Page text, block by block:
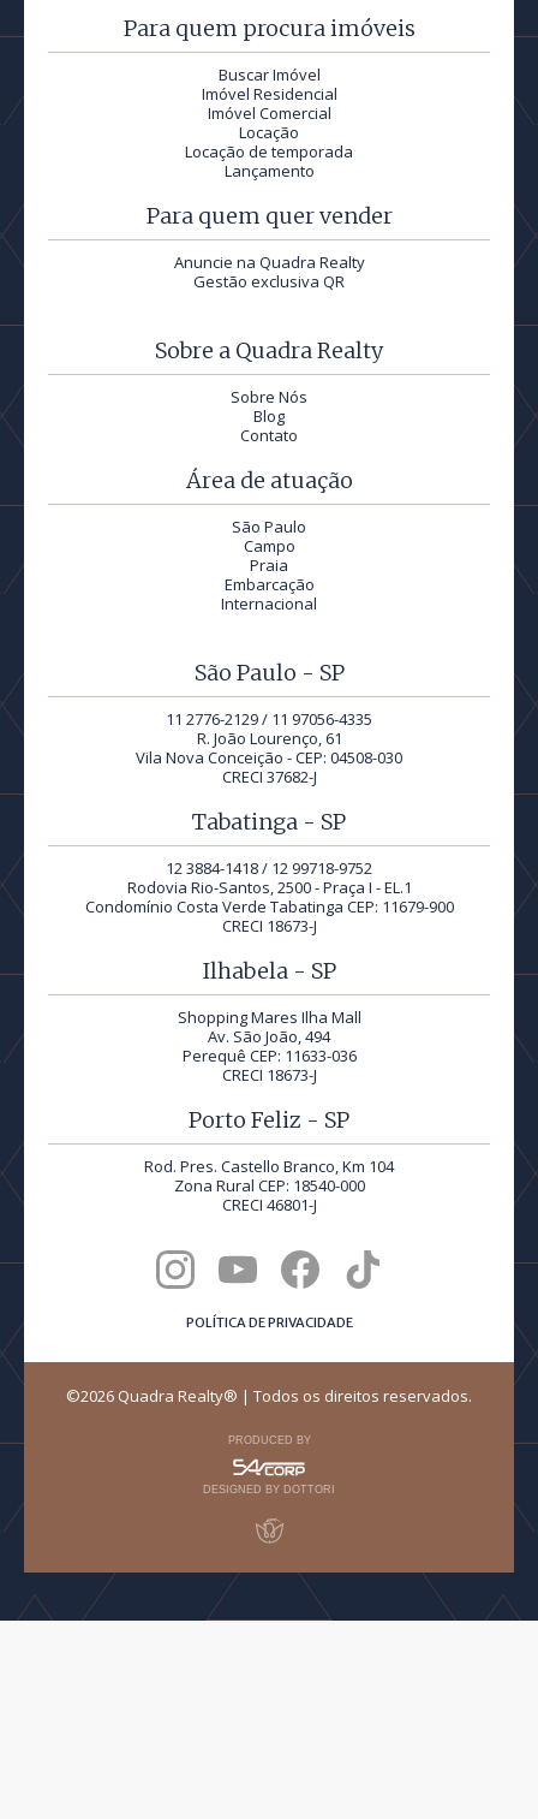
Para quem procura imóveis
Buscar Imóvel
Imóvel Residencial
Imóvel Comercial
Locação
Locação de temporada
Lançamento
Para quem quer vender
Anuncie na Quadra Realty
Gestão exclusiva QR
Sobre a Quadra Realty
Sobre Nós
Blog
Contato
Área de atuação
São Paulo
Campo
Praia
Embarcação
Internacional
São Paulo - SP
11 2776-2129 / 11 97056-4335
R. João Lourenço, 61
Vila Nova Conceição - CEP: 04508-030
CRECI 37682-J
Tabatinga - SP
12 3884-1418 / 12 99718-9752
Rodovia Rio-Santos, 2500 - Praça I - EL.1
Condomínio Costa Verde Tabatinga CEP: 11679-900
CRECI 18673-J
Ilhabela - SP
Shopping Mares Ilha Mall
Av. São João, 494
Perequê CEP: 11633-036
CRECI 18673-J
Porto Feliz - SP
Rod. Pres. Castello Branco, Km 104
Zona Rural CEP: 18540-000
CRECI 46801-J
POLÍTICA DE PRIVACIDADE
©2026 Quadra Realty® | Todos os direitos reservados.
PRODUCED BY
DESIGNED BY DOTTORI